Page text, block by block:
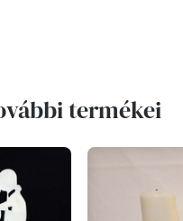
termékei